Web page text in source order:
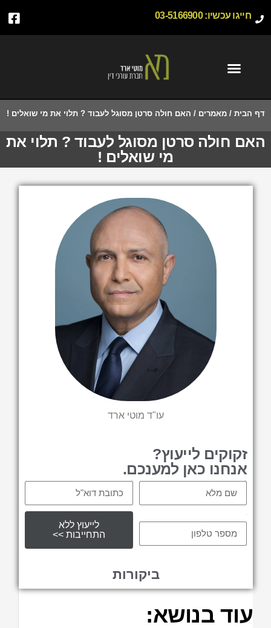
חייגו עכשיו:03-5166900
דף הבית /מאמרים / האם חולה סרטן מסוגל לעבוד ? תלוי את מי שואלים !
האם חולה סרטן מסוגל לעבוד ? תלוי את
מי שואלים !
עו"ד מוטי ארד
זקוקים לייעוץ?
אנחנו כאן למענכם.
לייעוץ ללא
התחייבות >>
ביקורות
עוד בנושא: